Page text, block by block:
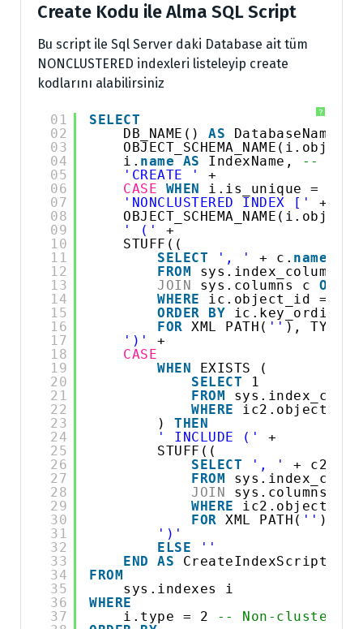
Create Kodu ile Alma SQL Script
Bu script ile Sql Server daki Database ait tüm
NONCLUSTERED indexleri listeleyip create
kodlarını alabilirsiniz
?
01
02
03
04
05
06
07
08
09
10
11
12
13
14
15
16
17
18
19
20
21
22
23
24
25
26
27
28
29
30
31
32
33
34
35
36
37
SELECT
DB_NAME() AS DatabaseName,
i. name AS IndexName,
--
'CREATE '
+
CASE
WHEN i.is_unique = 1
'NONCLUSTERED INDEX ['
+ i.
' ('
+
STUFF((
SELECT
', ' + c. name
FROM
sys.index_columns
JOIN
sys.columns c ON
WHERE
ic.object_id =
ORDER
BY
ic.key_ordinal
FOR XML PATH( '' ),
')'
+
CASE
WHEN
EXISTS (
SELECT
1
FROM
WHERE
) THEN
' INCLUDE ('
+
STUFF((
SELECT
', ' + c2.
FROM
JOIN
sys.columns c2
WHERE
FOR XML PATH( '' ),
')'
ELSE
''
END
AS
CreateIndexScript
FROM
sys.indexes i
WHERE
i.type = 2
-- Non-clustered